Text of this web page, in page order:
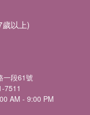
以上)
一段61號
7511
AM - 9:00 PM